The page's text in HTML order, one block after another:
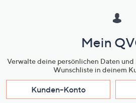
Mein
Verwalte deine persönlichen Daten
Wunschliste in deinem
Kunden-Konto